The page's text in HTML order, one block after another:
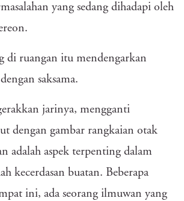
yang sedang dihadapi oleh
di ruangan itu mendengarkan
saksama.
jarinya, mengganti
dengan gambar rangkaian otak
adalah aspek terpenting dalam
kecerdasan buatan. Beberapa
ini, ada seorang ilmuwan yang